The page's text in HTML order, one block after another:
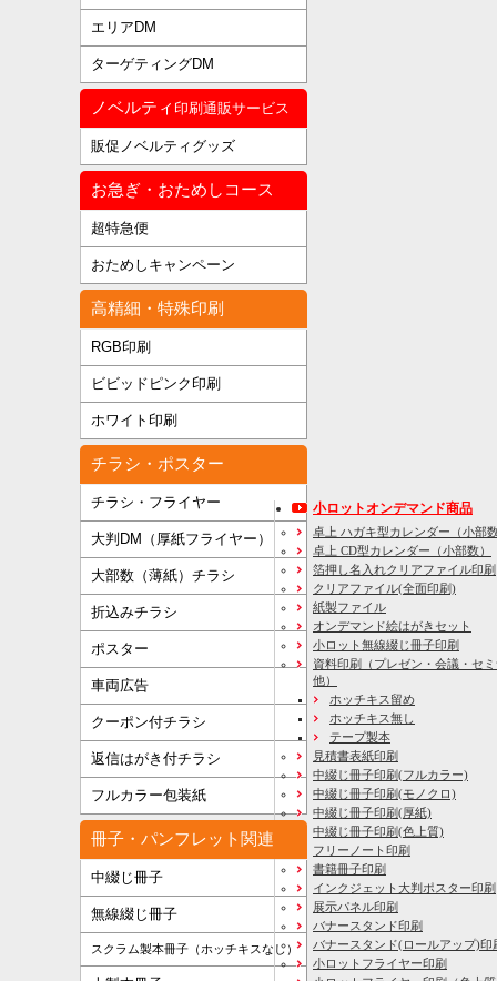
エリアDM
ターゲティングDM
ノベルティ 印刷通販サービス
販促ノベルティグッズ
お急ぎ・おためしコース
超特急便
おためしキャンペーン
高精細・特殊印刷
RGB印刷
ビビッドピンク印刷
ホワイト印刷
チラシ・ポスター
チラシ・フライヤー
大判DM（厚紙フライヤー）
大部数（薄紙）チラシ
折込みチラシ
ポスター
車両広告
クーポン付チラシ
返信はがき付チラシ
フルカラー包装紙
冊子・パンフレット関連
中綴じ冊子
無線綴じ冊子
スクラム製本冊子（ホッチキスなし）
小ロットオンデマンド商品
卓上 ハガキ型カレンダー（小部
卓上 CD型カレンダー（小部数）
箔押し名入れクリアファイル印刷
クリアファイル(全面印刷)
紙製ファイル
オンデマンド絵はがきセット
小ロット無線綴じ冊子印刷
資料印刷
（プレゼン・会議・セ
他）
ホッチキス留め
ホッチキス無し
テープ製本
見積書表紙印刷
中綴じ冊子印刷(フルカラー)
中綴じ冊子印刷(モノクロ)
中綴じ冊子印刷(厚紙)
中綴じ冊子印刷(色上質)
フリーノート印刷
書籍冊子印刷
インクジェット大判ポスター印刷
展示パネル印刷
バナースタンド印刷
バナースタンド(ロールアップ)印
小ロットフライヤー印刷